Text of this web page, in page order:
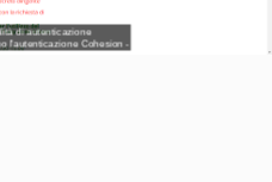
di autenticazione
l'autenticazione Cohesion -